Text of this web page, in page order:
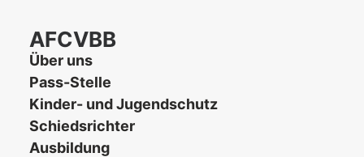
AFCVBB
Über uns
Pass-Stelle
Kinder- und Jugendschutz
Schiedsrichter
Ausbildung
Kurzname
Red Cocks